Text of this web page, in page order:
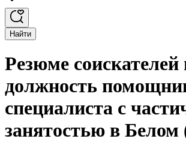
Найти
Резюме соискателей
должность
специалиста с
занятостью в